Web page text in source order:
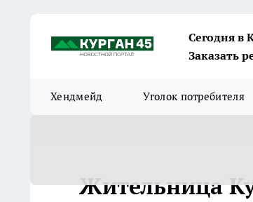
Сегодня в
Заказать
Хендмейд Уголок потребителя
Жительница